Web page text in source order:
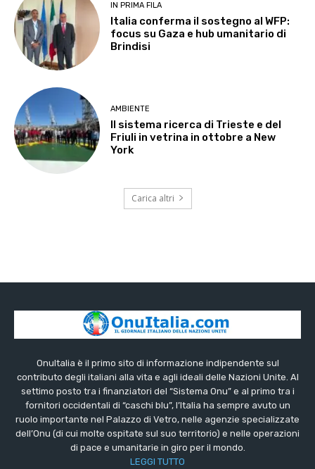
IN PRIMA FILA
Italia conferma il sostegno al WFP:
focus su Gaza e hub umanitario di
Brindisi
AMBIENTE
Il sistema ricerca di Trieste e del
Friuli in vetrina in ottobre a New
York
Carica altri
OnuItalia è il primo sito di informazione indipendente sul
contributo degli italiani alla vita e agli ideali delle Nazioni Unite. Al
settimo posto tra i finanziatori del “Sistema Onu” e al primo tra i
fornitori occidentali di “caschi blu”, l’Italia ha sempre avuto un
ruolo importante nel Palazzo di Vetro, nelle agenzie specializzate
dell’Onu (di cui molte ospitate sul suo territorio) e nelle operazioni
di pace e umanitarie in giro per il mondo.
LEGGI TUTTO